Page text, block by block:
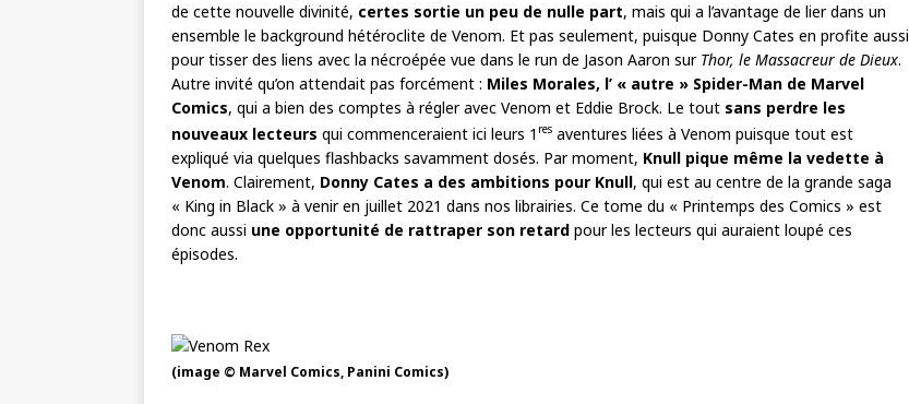
de cette nouvelle divinité, certes sortie un peu de nulle part, mais qui a l’avantage de lier dans un
ensemble le background hétéroclite de Venom. Et pas seulement, puisque Donny Cates en profite aussi
pour tisser des liens avec la nécroépée vue dans le run de Jason Aaron sur Thor, le Massacreur de Dieux.
Autre invité qu’on attendait pas forcément : Miles Morales, l’ « autre » Spider-Man de Marvel
Comics, qui a bien des comptes à régler avec Venom et Eddie Brock. Le tout sans perdre les
nouveaux lecteurs qui commenceraient ici leurs 1 res aventures liées à Venom puisque tout est
expliqué via quelques flashbacks savamment dosés. Par moment, Knull pique même la vedette à
Venom. Clairement, Donny Cates a des ambitions pour Knull, qui est au centre de la grande saga
« King in Black » à venir en juillet 2021 dans nos librairies. Ce tome du « Printemps des Comics » est
donc aussi une opportunité de rattraper son retard pour les lecteurs qui auraient loupé ces
épisodes.
(image © Marvel Comics, Panini Comics)